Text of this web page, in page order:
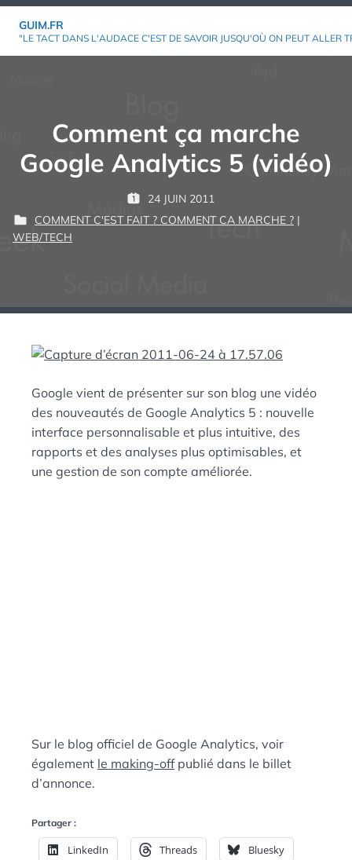
Aller
GUIM.FR
"LE TACT DANS L'AUDACE C'EST DE SAVOIR JUSQU'OÙ ON PEUT ALLER
Comment ça marche
Google Analytics 5 (vidéo)
P
U
L
:
24 JUIN 2011
AG
P
I
COMMENT C'EST FAIT ? COMMENT CA MARCHE ? |
WEB/TECH
Google vient de présenter sur son blog une vidéo
des nouveautés de Google Analytics 5 : nouvelle
interface personnalisable et plus intuitive, des
rapports et des analyses plus optimisables, et
une gestion de son compte améliorée.
Sur le blog officiel de Google Analytics, voir
également le making-offpublié dans le billet
d’annonce.
Partager :
LinkedIn Threads Bluesky